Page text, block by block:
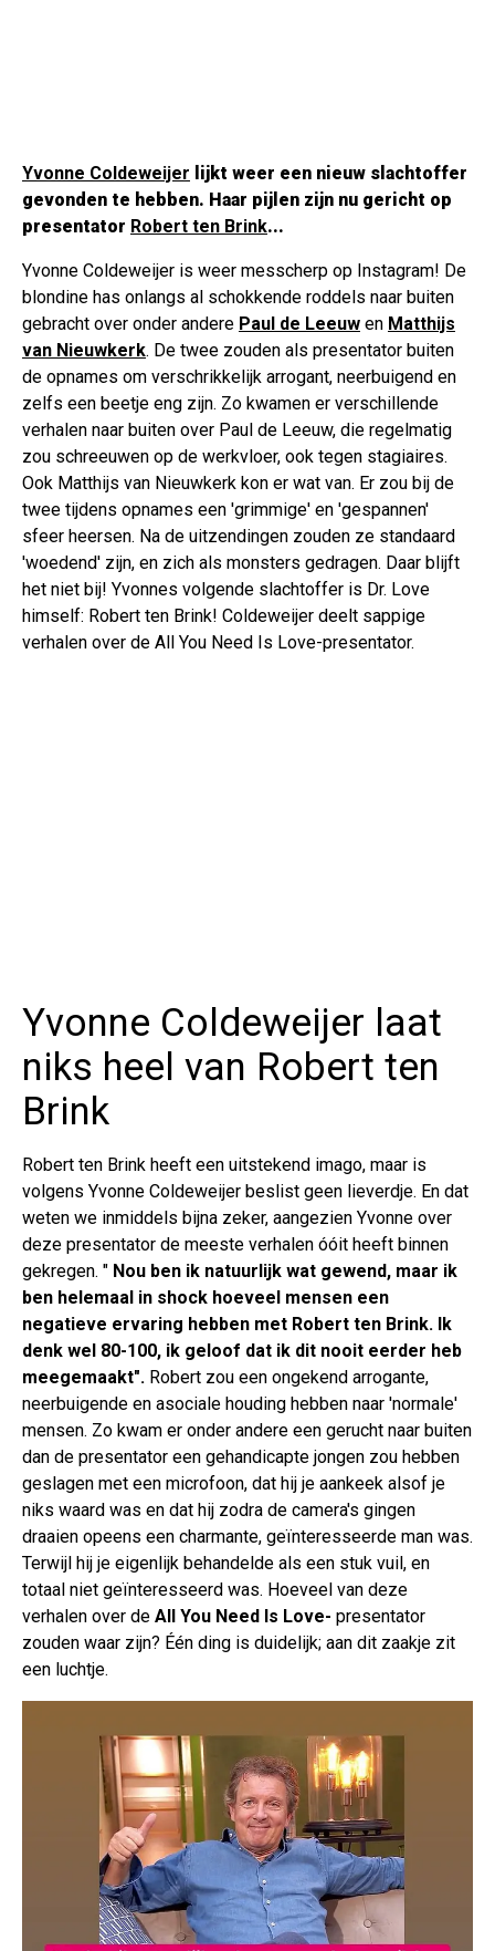
Yvonne Coldeweijer lijkt weer een nieuw slachtoffer
gevonden te hebben. Haar pijlen zijn nu gericht op
presentator Robert ten Brink...
Yvonne Coldeweijer is weer messcherp op Instagram! De
blondine has onlangs al schokkende roddels naar buiten
gebracht over onder andere Paul de Leeuw en Matthijs
van Nieuwkerk. De twee zouden als presentator buiten
de opnames om verschrikkelijk arrogant, neerbuigend en
zelfs een beetje eng zijn. Zo kwamen er verschillende
verhalen naar buiten over Paul de Leeuw, die regelmatig
zou schreeuwen op de werkvloer, ook tegen stagiaires.
Ook Matthijs van Nieuwkerk kon er wat van. Er zou bij de
twee tijdens opnames een 'grimmige' en 'gespannen'
sfeer heersen. Na de uitzendingen zouden ze standaard
'woedend' zijn, en zich als monsters gedragen. Daar blijft
het niet bij! Yvonnes volgende slachtoffer is Dr. Love
himself: Robert ten Brink! Coldeweijer deelt sappige
verhalen over de All You Need Is Love-presentator.
Yvonne Coldeweijer laat
niks heel van Robert ten
Brink
Robert ten Brink heeft een uitstekend imago, maar is
volgens Yvonne Coldeweijer beslist geen lieverdje. En dat
weten we inmiddels bijna zeker, aangezien Yvonne over
deze presentator de meeste verhalen óóit heeft binnen
gekregen. " Nou ben ik natuurlijk wat gewend, maar ik
ben helemaal in shock hoeveel mensen een
negatieve ervaring hebben met Robert ten Brink. Ik
denk wel 80-100, ik geloof dat ik dit nooit eerder heb
meegemaakt". Robert zou een ongekend arrogante,
neerbuigende en asociale houding hebben naar 'normale'
mensen. Zo kwam er onder andere een gerucht naar buiten
dan de presentator een gehandicapte jongen zou hebben
geslagen met een microfoon, dat hij je aankeek alsof je
niks waard was en dat hij zodra de camera's gingen
draaien opeens een charmante, geïnteresseerde man was.
Terwijl hij je eigenlijk behandelde als een stuk vuil, en
totaal niet geïnteresseerd was. Hoeveel van deze
verhalen over de All You Need Is Love- presentator
zouden waar zijn? Één ding is duidelijk; aan dit zaakje zit
een luchtje.